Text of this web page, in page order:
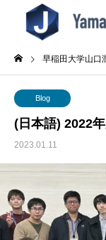
早稲田大学山口
Blog
(日本語) 2022
2023.01.11